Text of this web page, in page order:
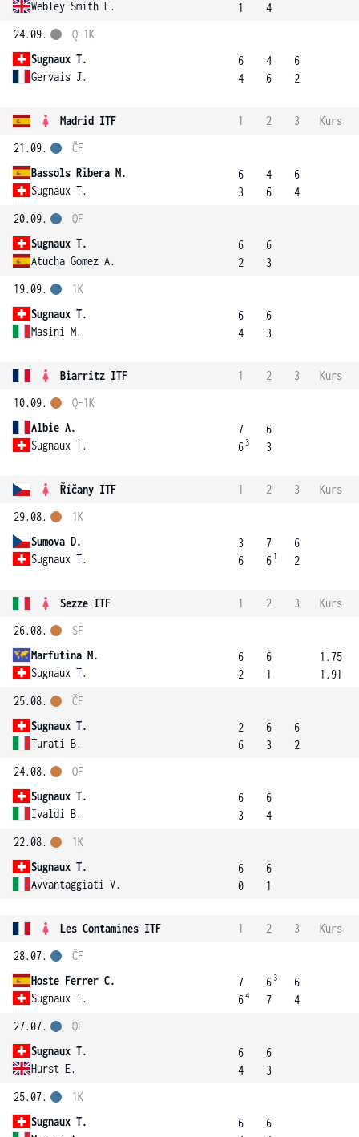
Webley-Smith E. 1
4
24.09.
Sugnaux T.
Gervais J.
Q-1K
6
4
4
6
6
2
Madrid ITF 1 2 3
Kurs
21.09.
Bassols Ribera M.
Sugnaux T.
ČF
6
3
4
6
6
4
20.09.
Sugnaux T.
Atucha Gomez A.
OF
6
2
6
3
19.09.
Sugnaux T.
Masini M.
1K
6
4
6
3
Biarritz ITF 1 2 3
Kurs
10.09.
Albie A.
Sugnaux T.
Q-1K
7
6 3
6
3
Říčany ITF 1 2 3
Kurs
29.08.
Sumova D.
Sugnaux T.
1K
3
6
7
6 1
6
2
Sezze ITF 1 2 3
Kurs
26.08.
Marfutina M.
Sugnaux T.
SF
6
2
6
1
1.75
1.91
25.08.
Sugnaux T.
Turati B.
ČF
2
6
6
3
6
2
24.08.
Sugnaux T.
Ivaldi B.
OF
6
3
6
4
22.08.
Sugnaux T.
Avvantaggiati V.
1K
6
0
6
1
Les Contamines ITF 1 2 3
Kurs
28.07.
Hoste Ferrer C.
Sugnaux T.
ČF
7
64
6 3
7
6
4
27.07.
Sugnaux T.
Hurst E.
OF
6
4
6
3
25.07.
Sugnaux T.
1K
6
6